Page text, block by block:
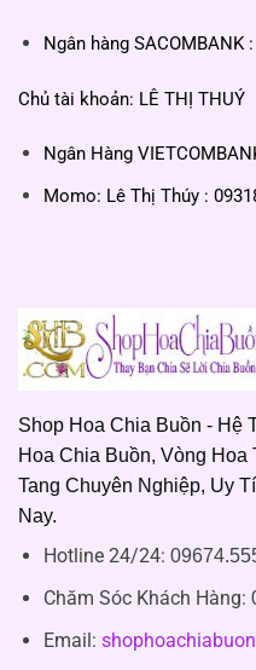
Ngân hàng SACOMBANK
Chủ tài khoản: LÊ THỊ THUÝ
Ngân Hàng
Momo: Lê Thị Thúy :
Shop Hoa Chia Buồn - Hệ
Hoa Chia Buồn, Vòng
Tang Chuyên Nghiệp, Uy
Nay.
Hotline 24/24:
Chăm Sóc Khách Hàng:
Email: